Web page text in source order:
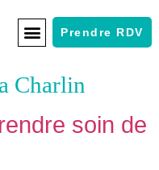
Prendre RDV
Charlin
soin de